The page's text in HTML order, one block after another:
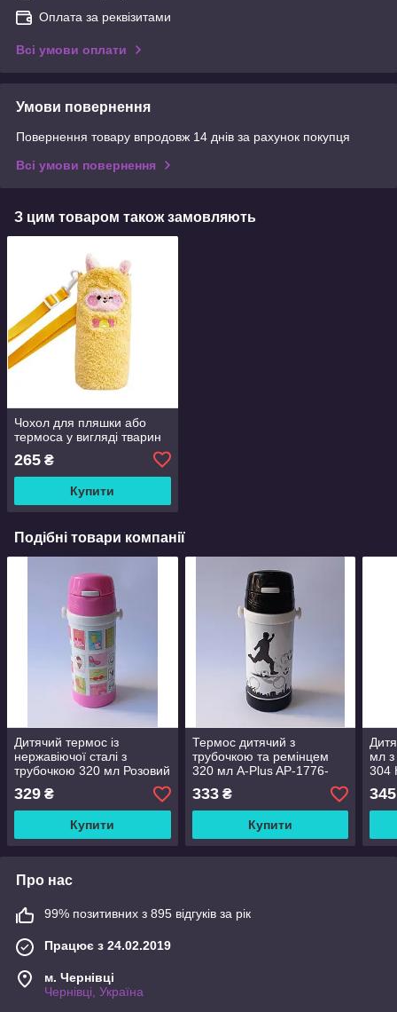
Оплата за реквізитами
Всі умови оплати
Умови повернення
Повернення товару впродовж 14 днів за рахунок покупця
Всі умови повернення
З цим товаром також замовляють
Чохол для пляшки або
термоса у вигляді тварин
265 ₴
Купити
Подібні товари компанії
Дитячий термос із
нержавіючої сталі з
трубочкою 320 мл Розовий
A-Plus 1776pink
329 ₴
Купити
Термос дитячий з
трубочкою та ремінцем
320 мл A-Plus AP-1776-
black
333₴
Купити
мл з
304
345
Про нас
99% позитивних з 895 відгуків за рік
Працює з 24.02.2019
м. Чернівці
Чернівці, Україна